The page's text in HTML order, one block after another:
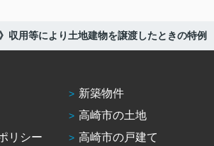
収用等により土地建物を譲渡したときの特例
リシー
新築物件
高崎市の土地
高崎市の戸建て